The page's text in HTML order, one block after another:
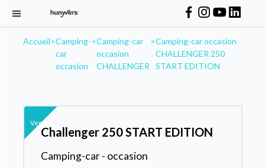
Accueil>Camping-
car
occasion
>Camping-car
occasion
CHALLENGER
>Camping-car occasion
CHALLENGER 250
START EDITION
Vendu
Challenger 250 START EDITION
Camping-car - occasion